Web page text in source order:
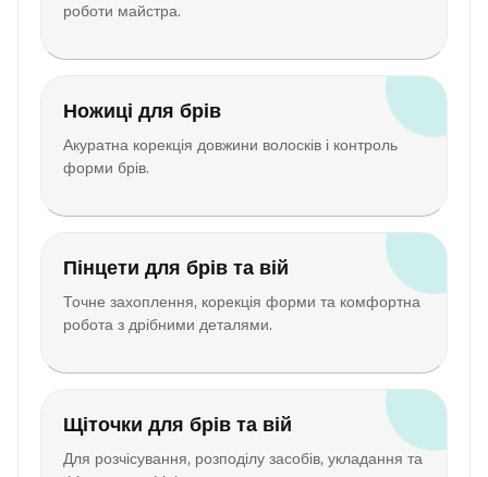
роботи майстра.
Ножиці для брів
Акуратна корекція довжини волосків і контроль
форми брів.
Пінцети для брів та вій
Точне захоплення, корекція форми та комфортна
робота з дрібними деталями.
Щіточки для брів та вій
Для розчісування, розподілу засобів, укладання та